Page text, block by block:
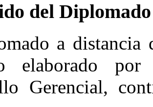
del
a distancia
elaborado por
Gerencial,